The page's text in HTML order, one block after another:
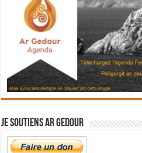
Je soutiens Ar Gedour